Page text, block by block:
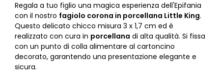
Regala a tuo figlio una magica esperienza dell'Epifania
con il nostro fagiolo corona in porcellana Little King.
Questo delicato chicco misura 3 x 1,7 cm ed è
realizzato con cura in porcellana di alta qualità. Si fissa
con un punto di colla alimentare al cartoncino
decorato, garantendo una presentazione elegante e
sicura.